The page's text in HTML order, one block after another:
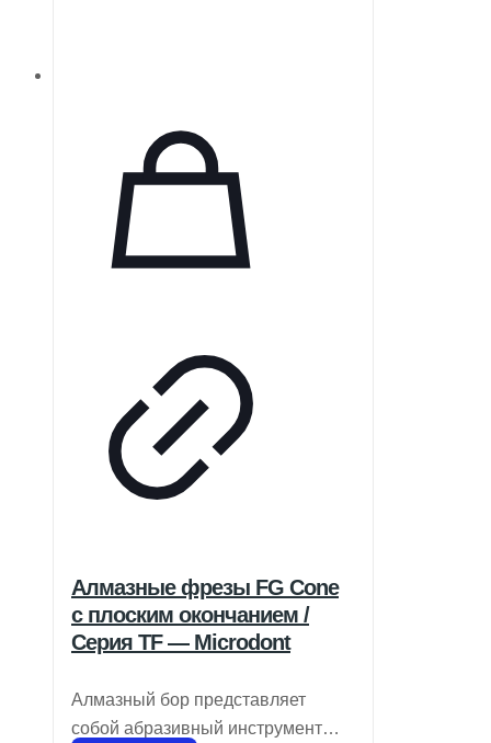
Алмазные фрезы FG Cone
с плоским окончанием /
Серия TF — Microdont
Алмазный бор представляет
собой абразивный инструмент